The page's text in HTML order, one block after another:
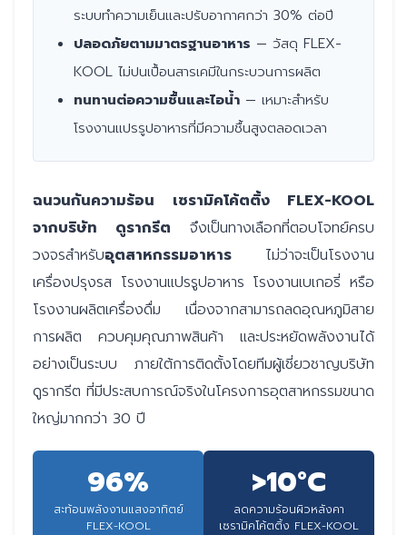
ระบบทำความเย็นและปรับอากาศกว่า 30% ต่อปี
ปลอดภัยตามมาตรฐานอาหาร — วัสดุ FLEX-
KOOL ไม่ปนเปื้อนสารเคมีในกระบวนการผลิต
ทนทานต่อความชื้นและไอน้ำ — เหมาะสำหรับ
โรงงานแปรรูปอาหารที่มีความชื้นสูงตลอดเวลา
ฉนวนกันความร้อน เซรามิคโค้ตติ้ง FLEX-KOOL
จากบริษัท ดูรากรีต จึงเป็นทางเลือกที่ตอบโจทย์ครบ
วงจรสำหรับอุตสาหกรรมอาหาร ไม่ว่าจะเป็นโรงงาน
เครื่องปรุงรส โรงงานแปรรูปอาหาร โรงงานเบเกอรี่ หรือ
โรงงานผลิตเครื่องดื่ม เนื่องจากสามารถลดอุณหภูมิสาย
การผลิต ควบคุมคุณภาพสินค้า และประหยัดพลังงานได้
อย่างเป็นระบบ ภายใต้การติดตั้งโดยทีมผู้เชี่ยวชาญบริษัท
ดูรากรีต ที่มีประสบการณ์จริงในโครงการอุตสาหกรรมขนาด
ใหญ่มากกว่า 30 ปี
96%
สะท้อนพลังงานแสงอาทิตย์
FLEX-KOOL
>10°C
ลดความร้อนผิวหลังคา
เซรามิคโค้ตติ้ง FLEX-KOOL